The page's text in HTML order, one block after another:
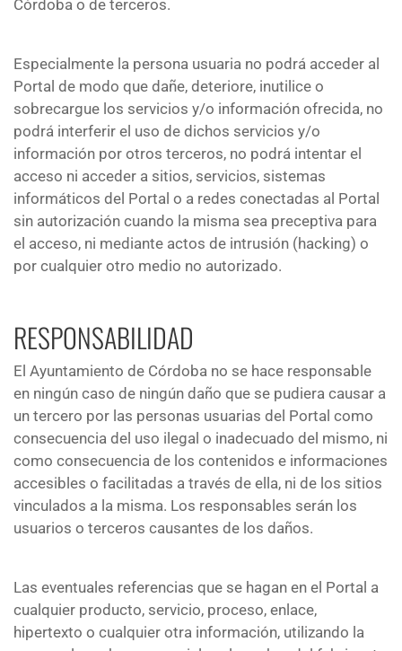
Córdoba o de terceros.
Especialmente la persona usuaria no podrá acceder al
Portal de modo que dañe, deteriore, inutilice o
sobrecargue los servicios y/o información ofrecida, no
podrá interferir el uso de dichos servicios y/o
información por otros terceros, no podrá intentar el
acceso ni acceder a sitios, servicios, sistemas
informáticos del Portal o a redes conectadas al Portal
sin autorización cuando la misma sea preceptiva para
el acceso, ni mediante actos de intrusión (hacking) o
por cualquier otro medio no autorizado.
RESPONSABILIDAD
El Ayuntamiento de Córdoba no se hace responsable
en ningún caso de ningún daño que se pudiera causar a
un tercero por las personas usuarias del Portal como
consecuencia del uso ilegal o inadecuado del mismo, ni
como consecuencia de los contenidos e informaciones
accesibles o facilitadas a través de ella, ni de los sitios
vinculados a la misma. Los responsables serán los
usuarios o terceros causantes de los daños.
Las eventuales referencias que se hagan en el Portal a
cualquier producto, servicio, proceso, enlace,
hipertexto o cualquier otra información, utilizando la